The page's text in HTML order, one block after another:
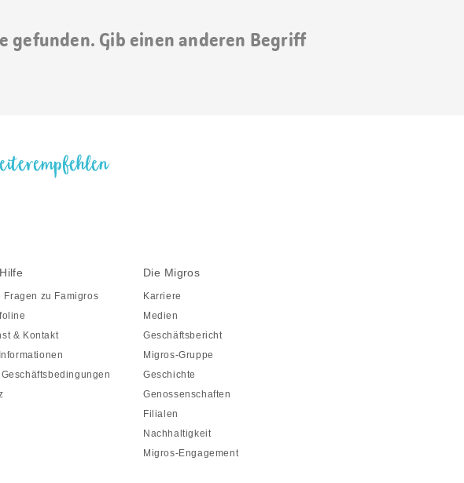
gefunden. Gib einen anderen Begriff
Fragen zu Famigros
& Kontakt
Die Migros
Karriere
Medien
Geschäftsbericht
Migros-Gruppe
Geschichte
Genossenschaften
Filialen
Nachhaltigkeit
Migros-Engagement